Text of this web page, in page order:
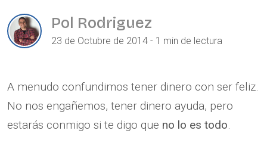
Pol Rodriguez
23 de Octubre de 2014 - 1 min de lectura
A menudo confundimos tener dinero con ser feliz.
No nos engañemos, tener dinero ayuda, pero
estarás conmigo si te digo que no lo es todo